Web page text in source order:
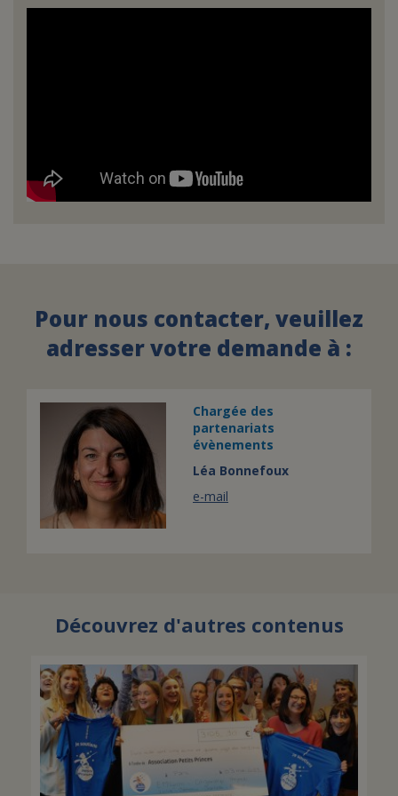
Pour nous contacter, veuillez
adresser votre demande à :
Chargée des
partenariats
évènements
Léa Bonnefoux
e-mail
Découvrez d'autres contenus